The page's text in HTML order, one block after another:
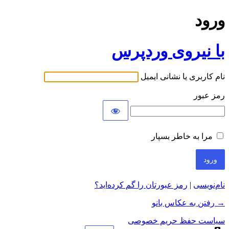
ورود
با نیروی وردپرس
نام کاربری یا نشانی ایمیل
رمز عبور
مرا به خاطر بسپار
نام‌نویسی | رمز عبورتان را گم کرده‌اید؟
→ رفتن به عکاس بانو
سیاست حفظ حریم خصوصی